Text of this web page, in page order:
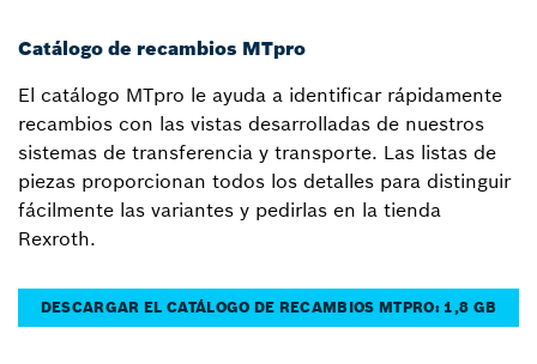
Catálogo de recambios MTpro
El catálogo MTpro le ayuda a identificar rápidamente
recambios con las vistas desarrolladas de nuestros
sistemas de transferencia y transporte. Las listas de
piezas proporcionan todos los detalles para distinguir
fácilmente las variantes y pedirlas en la tienda
Rexroth.
DESCARGAR EL CATÁLOGO DE RECAMBIOS MTPRO: 1,8 GB